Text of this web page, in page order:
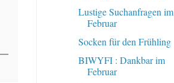
Lustige Suchanfragen im
Februar
Socken für den Frühling
BIWYFI : Dankbar im
Februar